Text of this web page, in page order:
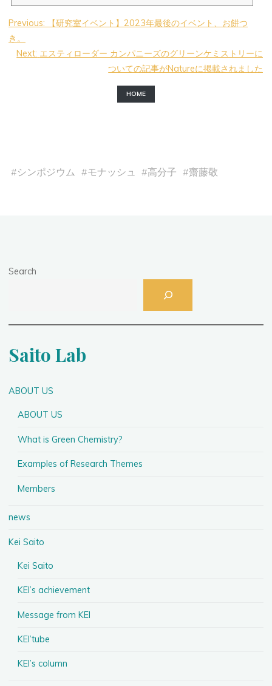
Previous:
【研究室イベント】2023年最後のイベント、お餅つ
き。
Next: エスティローダー カンパニーズのグリーンケミストリーに
ついての記事がNatureに掲載されました
HOME
#シンポジウム #モナッシュ #高分子 #齋藤敬
Search
Saito Lab
ABOUT US
ABOUT US
What is Green Chemistry?
Examples of Research Themes
Members
news
Kei Saito
Kei Saito
KEI’s achievement
Message from KEI
KEI’tube
KEI’s column